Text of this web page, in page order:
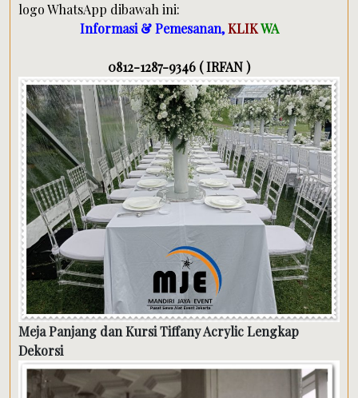
logo WhatsApp dibawah ini:
Informasi & Pemesanan,KLIKWA
0812-1287-9346 ( IRFAN )
Meja Panjang dan Kursi Tiffany Acrylic Lengkap
Dekorsi